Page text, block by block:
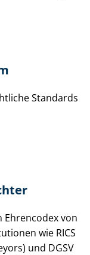
Standards
Ehrencodex von
wie RICS
und DGSV